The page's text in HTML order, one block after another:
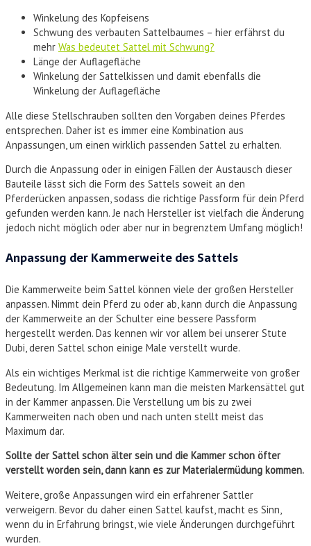
Winkelung des Kopfeisens
Schwung des verbauten Sattelbaumes – hier erfährst du
mehr Was bedeutet Sattel mit Schwung?
Länge der Auflagefläche
Winkelung der Sattelkissen und damit ebenfalls die
Winkelung der Auflagefläche
Alle diese Stellschrauben sollten den Vorgaben deines Pferdes
entsprechen. Daher ist es immer eine Kombination aus
Anpassungen, um einen wirklich passenden Sattel zu erhalten.
Durch die Anpassung oder in einigen Fällen der Austausch dieser
Bauteile lässt sich die Form des Sattels soweit an den
Pferderücken anpassen, sodass die richtige Passform für dein Pferd
gefunden werden kann. Je nach Hersteller ist vielfach die Änderung
jedoch nicht möglich oder aber nur in begrenztem Umfang möglich!
Anpassung der Kammerweite des Sattels
Die Kammerweite beim Sattel können viele der großen Hersteller
anpassen. Nimmt dein Pferd zu oder ab, kann durch die Anpassung
der Kammerweite an der Schulter eine bessere Passform
hergestellt werden. Das kennen wir vor allem bei unserer Stute
Dubi, deren Sattel schon einige Male verstellt wurde.
Als ein wichtiges Merkmal ist die richtige Kammerweite von großer
Bedeutung. Im Allgemeinen kann man die meisten Markensättel gut
in der Kammer anpassen. Die Verstellung um bis zu zwei
Kammerweiten nach oben und nach unten stellt meist das
Maximum dar.
Sollte der Sattel schon älter sein und die Kammer schon öfter
verstellt worden sein, dann kann es zur Materialermüdung kommen.
Weitere, große Anpassungen wird ein erfahrener Sattler
verweigern. Bevor du daher einen Sattel kaufst, macht es Sinn,
wenn du in Erfahrung bringst, wie viele Änderungen durchgeführt
wurden.